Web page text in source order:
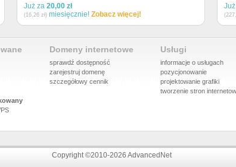
Już za 20,00 zł
(16,26 zł) miesięcznie! Zobacz więcej!
Domeny internetowe
sprawdź dostępność
zarejestruj domenę
szczegółowy cennik
Usługi
informacje o usługach
pozycjonowanie
projektowanie grafiki
tworzenie stron
Copyright ©2010-2026 AdvancedNet